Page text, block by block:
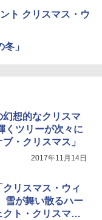
ョン 山善] 傘みたいに
ョン 山善] 傘みたいに
とテント キューブワ
エクルベージュ
スプレー 熊スプレー
ック搭載 携帯収納袋
ント 透けない【換気
き UVカット 防水 防災
ト クリスマス・ウ
」
想的なクリスマ
くツリーが次々に
・クリスマス」
2017年11月14日
リスマス・ウィ
雪が舞い散るハー
ト・クリスマ